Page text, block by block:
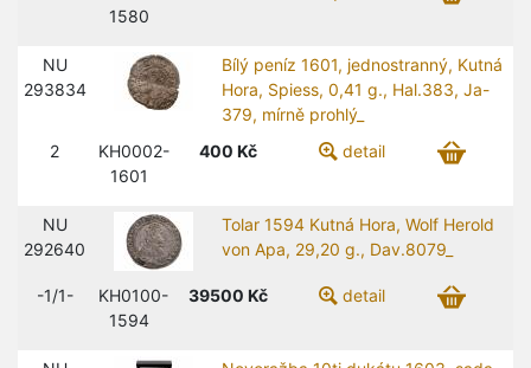
1580
NU
293834
Bílý peníz 1601, jednostranný, Kutná
Hora, Spiess, 0,41 g., Hal.383, Ja-
379, mírně prohlý_
2
KH0002-
1601
400 Kč detail
NU
292640
Tolar 1594 Kutná Hora, Wolf Herold
von Apa, 29,20 g., Dav.8079_
-1/1-
KH0100-
1594
39500 Kč detail